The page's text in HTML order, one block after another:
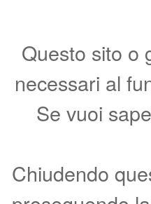
Questo sito o
necessari al
Se vuoi
Chiudendo